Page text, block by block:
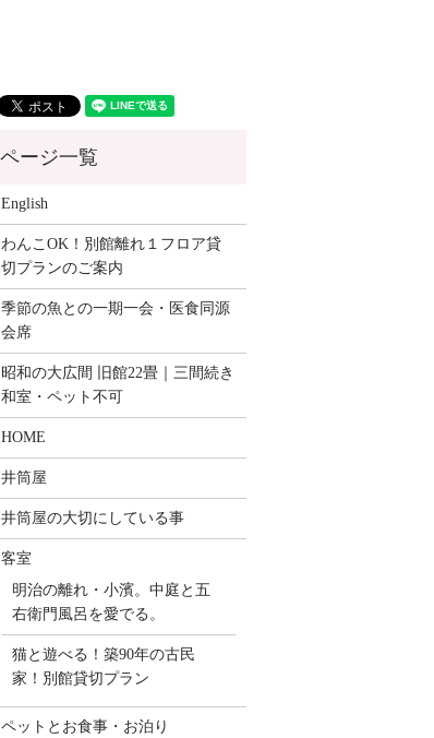
English
わんこOK！別館離れ１フロア貸
切プランのご案内
季節の魚との一期一会・医食同源
会席
昭和の大広間 旧館22畳｜三間続き
和室・ペット不可
HOME
井筒屋
井筒屋の大切にしている事
客室
明治の離れ・小濱。中庭と五
右衛門風呂を愛でる。
猫と遊べる！築90年の古民
家！別館貸切プラン
ペットとお食事・お泊り